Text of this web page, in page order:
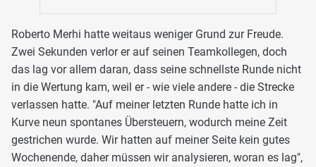
Roberto Merhi hatte weitaus weniger Grund zur Freude.
Zwei Sekunden verlor er auf seinen Teamkollegen, doch
das lag vor allem daran, dass seine schnellste Runde nicht
in die Wertung kam, weil er - wie viele andere - die Strecke
verlassen hatte. "Auf meiner letzten Runde hatte ich in
Kurve neun spontanes Übersteuern, wodurch meine Zeit
gestrichen wurde. Wir hatten auf meiner Seite kein gutes
Wochenende, daher müssen wir analysieren, woran es lag",